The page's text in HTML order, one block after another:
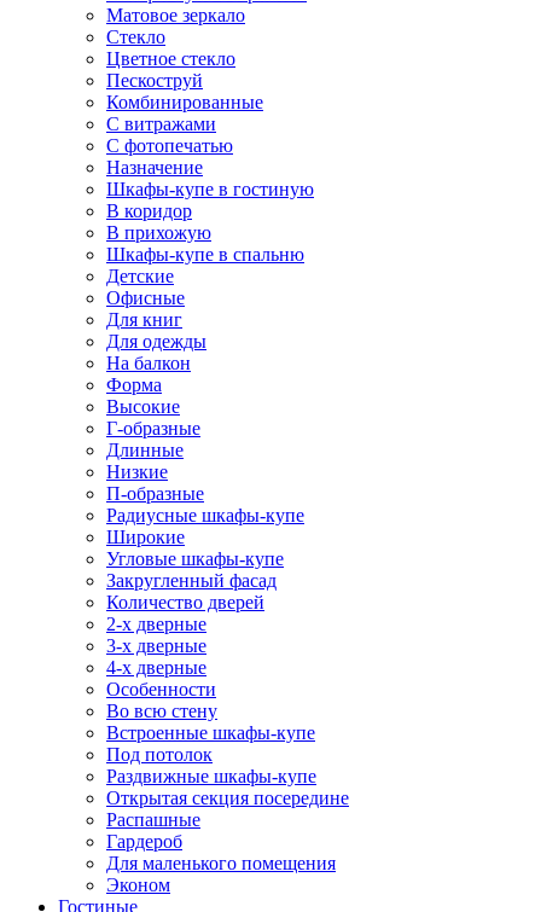
Матовое зеркало
Стекло
Цветное стекло
Пескоструй
Комбинированные
С витражами
С фотопечатью
Назначение
Шкафы-купе в гостиную
В коридор
В прихожую
Шкафы-купе в спальню
Детские
Офисные
Для книг
Для одежды
На балкон
Форма
Высокие
Г-образные
Длинные
Низкие
П-образные
Радиусные шкафы-купе
Широкие
Угловые шкафы-купе
Закругленный фасад
Количество дверей
2-х дверные
3-х дверные
4-х дверные
Особенности
Во всю стену
Встроенные шкафы-купе
Под потолок
Раздвижные шкафы-купе
Открытая секция посередине
Распашные
Гардероб
Для маленького помещения
Эконом
Гостиные